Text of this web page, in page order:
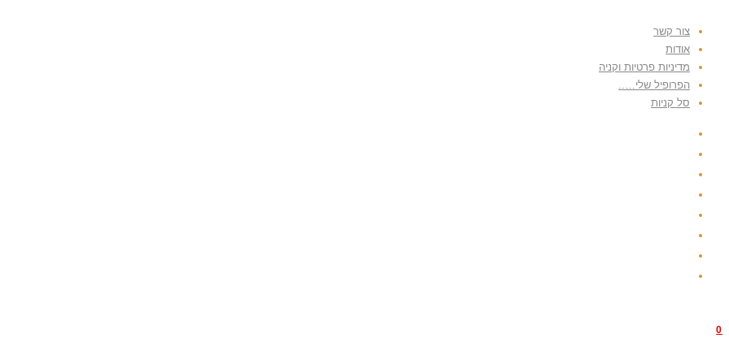
content
צור קשר
אודות
מדיניות פרטיות וקניה
הפרופיל שלי…..
סל קניות
0